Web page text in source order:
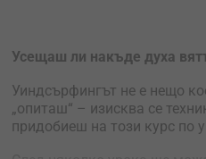
Усещаш ли накъде духа
Уиндсърфингът не е нещо
„опиташ“ – изисква се
придобиеш на този курс по